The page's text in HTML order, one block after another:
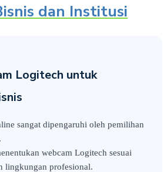
dan Institusi
Logitech untuk
sangat dipengaruhi oleh pemilihan
webcam Logitech sesuai
lingkungan profesional.